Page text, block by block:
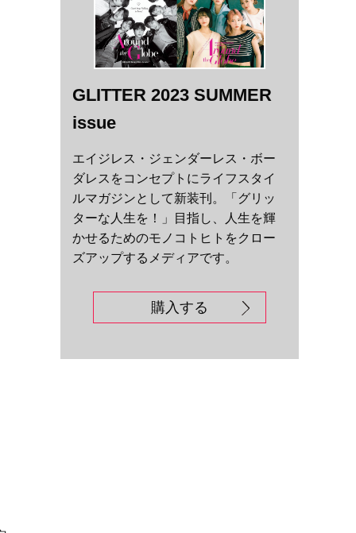
GLITTER 2023 SUMMER
issue
エイジレス・ジェンダーレス・ボー
ダレスをコンセプトにライフスタイ
ルマガジンとして新装刊。「グリッ
ターな人生を！」目指し、人生を輝
かせるためのモノコトヒトをクロー
ズアップするメディアです。
購入する